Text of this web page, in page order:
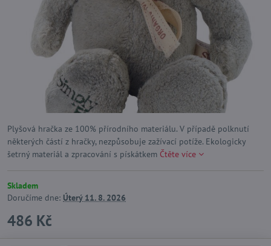
Plyšová hračka ze 100% přírodního materiálu. V případě polknutí
některých částí z hračky, nezpůsobuje zažívací potíže. Ekologicky
šetrný materiál a zpracování s pískátkem Čtěte více
Skladem
Doručíme dne: Úterý11. 8. 2026
486 Kč